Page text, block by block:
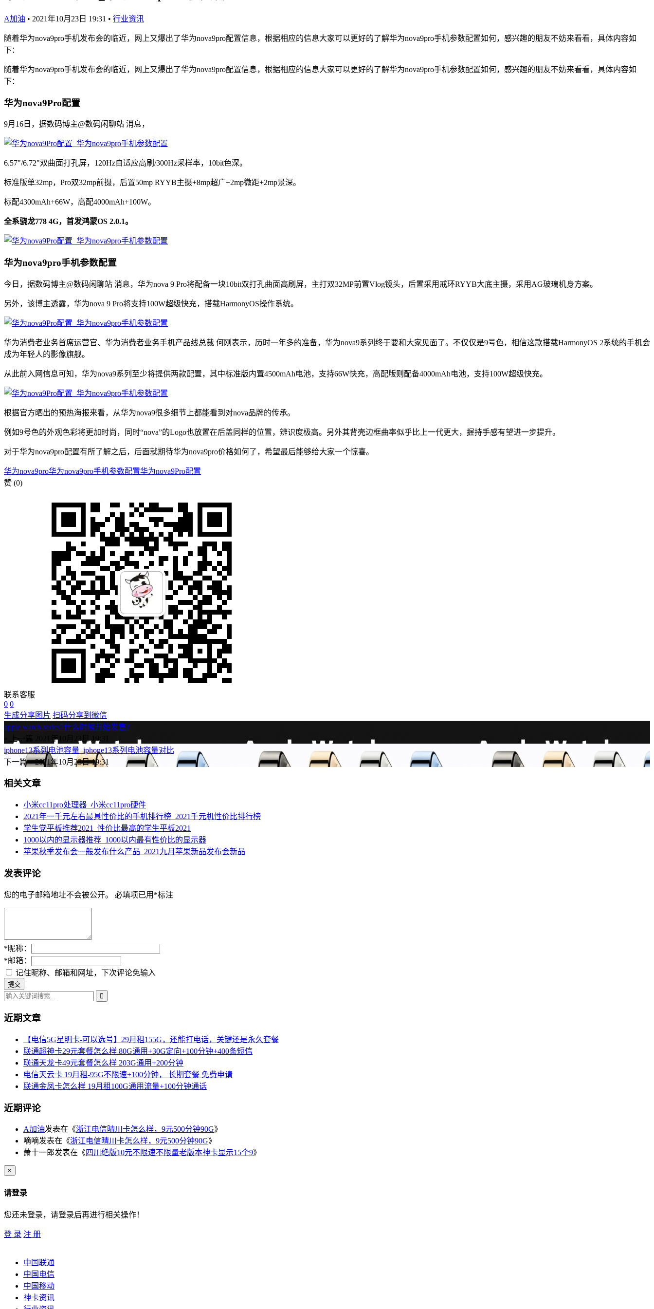
A加油 • 2021年10月23日 19:31 • 行业资讯
随着华为nova9pro手机发布会的临近，网上又爆出了华为nova9pro配置信息，根据相应的信息大家可以更好的了解华为nova9pro手机参数配置如何，感兴趣的朋友不妨来看看，具体内容如
下：
随着华为nova9pro手机发布会的临近，网上又爆出了华为nova9pro配置信息，根据相应的信息大家可以更好的了解华为nova9pro手机参数配置如何，感兴趣的朋友不妨来看看，具体内容如
下：
华为nova9Pro配置
9月16日，据数码博主@数码闲聊站 消息，
6.57"/6.72"双曲面打孔屏，120Hz自适应高刷/300Hz采样率，10bit色深。
标准版单32mp，Pro双32mp前摄，后置50mp RYYB主摄+8mp超广+2mp微距+2mp景深。
标配4300mAh+66W，高配4000mAh+100W。
全系骁龙778 4G，首发鸿蒙OS 2.0.1。
华为nova9pro手机参数配置
今日，据数码博主@数码闲聊站 消息，华为nova 9 Pro将配备一块10bit双打孔曲面高刷屏，主打双32MP前置Vlog镜头，后置采用戒环RYYB大底主摄，采用AG玻璃机身方案。
另外，该博主透露，华为nova 9 Pro将支持100W超级快充，搭载HarmonyOS操作系统。
华为消费者业务首席运营官、华为消费者业务手机产品线总裁 何刚表示，历时一年多的准备，华为nova9系列终于要和大家见面了。不仅仅是9号色，相信这款搭载HarmonyOS 2系统的手机会
成为年轻人的影像旗舰。
从此前入网信息可知，华为nova9系列至少将提供两款配置，其中标准版内置4500mAh电池，支持66W快充，高配版则配备4000mAh电池，支持100W超级快充。
根据官方晒出的预热海报来看，从华为nova9很多细节上都能看到对nova品牌的传承。
例如9号色的外观色彩将更加时尚，同时“nova”的Logo也放置在后盖同样的位置，辨识度极高。另外其背壳边框曲率似乎比上一代更大，握持手感有望进一步提升。
对于华为nova9pro配置有所了解之后，后面就期待华为nova9pro价格如何了，希望最后能够给大家一个惊喜。
华为nova9pro华为nova9pro手机参数配置华为nova9Pro配置
赞 (0)
联系客服
0 0
生成分享图片 扫码分享到微信
apple watch series7什么时候开始发售?
« 上一篇
2021年10月23日 19:31
iphone13系列电池容量_iphone13系列电池容量对比
下一篇 » 2021年10月23日 19:31
相关文章
小米cc11pro处理器_小米cc11pro硬件
2021年一千元左右最具性价比的手机排行榜_2021千元机性价比排行榜
学生党平板推荐2021_性价比最高的学生平板2021
1000以内的显示器推荐_1000以内最有性价比的显示器
苹果秋季发布会一般发布什么产品_2021九月苹果新品发布会新品
发表评论
您的电子邮箱地址不会被公开。 必填项已用 *标注
*昵称：
*邮箱：
记住昵称、邮箱和网址，下次评论免输入
近期文章
【电信5G星明卡-可以选号】29月租155G，还能打电话，关键还是永久套餐
联通超神卡29元套餐怎么样 80G通用+30G定向+100分钟+400条短信
联通天龙卡49元套餐怎么样 203G通用+200分钟
电信天云卡 19月租-95G不限速+100分钟， 长期套餐 免费申请
联通金凤卡怎么样 19月租100G通用流量+100分钟通话
近期评论
A加油发表在《浙江电信晴川卡怎么样，9元500分钟90G》
嘀嘀发表在《浙江电信晴川卡怎么样，9元500分钟90G》
萧十一郎发表在《四川绝版10元不限速不限量老版本神卡显示15个9》
×
请登录
您还未登录，请登录后再进行相关操作！
登 录 注 册
中国联通
中国电信
中国移动
神卡资讯